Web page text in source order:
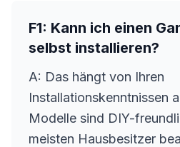
F1: Kann ich einen
selbst installieren?
A: Das hängt von Ihren
Installationskenntnissen
Modelle sind DIY-
meisten Hausbesitzer